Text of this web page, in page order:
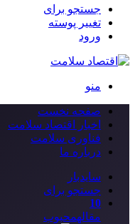
جستجو برای
تغییر پوسته
ورود
منو
صفحه نخست
اخبار اقتصاد سلامت
فناوری سلامت
درباره ما
سایدبار
جستجو برای
10
مقالهمحبوب